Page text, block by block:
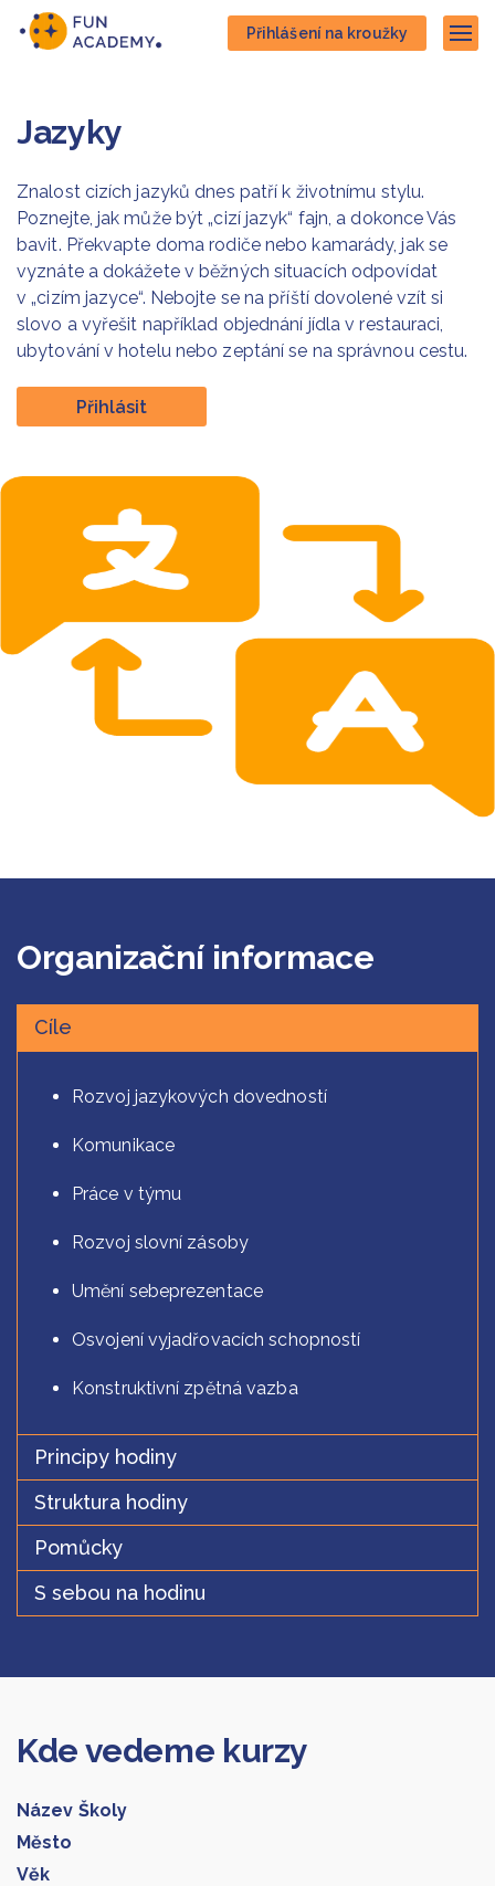
Přejít
na
Přejít
na
Přihlášení na kroužky
Jazyky
Znalost cizích jazyků dnes patří k životnímu stylu.
Poznejte, jak může být „cizí jazyk“ fajn, a dokonce Vás
bavit. Překvapte doma rodiče nebo kamarády, jak se
vyznáte a dokážete v běžných situacích odpovídat
v „cizím jazyce“. Nebojte se na příští dovolené vzít si
slovo a vyřešit například objednání jídla v restauraci,
ubytování v hotelu nebo zeptání se na správnou cestu.
Přihlásit
Organizační informace
Cíle
Cíle
Rozvoj jazykových dovedností
Komunikace
Práce v týmu
Rozvoj slovní zásoby
Umění sebeprezentace
Osvojení vyjadřovacích schopností
Konstruktivní zpětná vazba
Principy hodiny
Struktura hodiny
Pomůcky
S sebou na hodinu
Kde vedeme kurzy
Název Školy
Město
Věk